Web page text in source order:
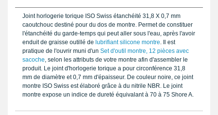
Joint horlogerie torique ISO Swiss étanchéité 31,8 X 0,7 mm
caoutchouc destiné pour du dos de montre. Permet de constituer
l'étanchéité du garde-temps qui peut aller sous l'eau, après l'avoir
enduit de graisse outillé de lubrifiant silicone montre. Il est
pratique de l'ouvrir muni d'un Set d'outil montre, 12 pièces avec
sacoche, selon les attributs de votre montre afin d'assembler le
produit. Le joint d'horlogerie torique a pour circonférence 31,8
mm de diamètre et 0,7 mm d'épaisseur. De couleur noire, ce joint
montre ISO Swiss est élaboré grâce à du nitrile NBR. Le joint
montre expose un indice de dureté équivalant à 70 à 75 Shore A.